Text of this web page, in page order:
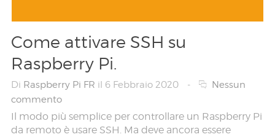
Come attivare SSH su
Raspberry Pi.
Di Raspberry Pi FR il 6 Febbraio 2020 -
Nessun
commento
Il modo più semplice per controllare un Raspberry Pi
da remoto è usare SSH. Ma deve ancora essere